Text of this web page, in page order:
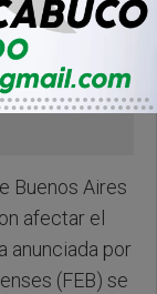
Buenos Aires
afectar el
anunciada por
(FEB) se